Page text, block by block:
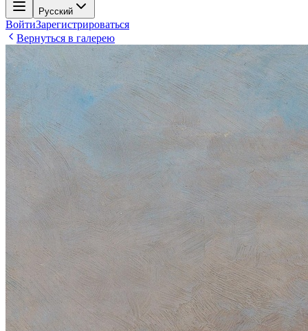
Русский
ВойтиЗарегистрироваться
Вернуться в галерею